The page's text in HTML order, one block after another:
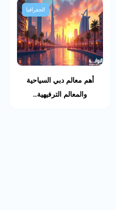
الجغرافيا
أهم معالم دبي السياحية
والمعالم الترفيهية..